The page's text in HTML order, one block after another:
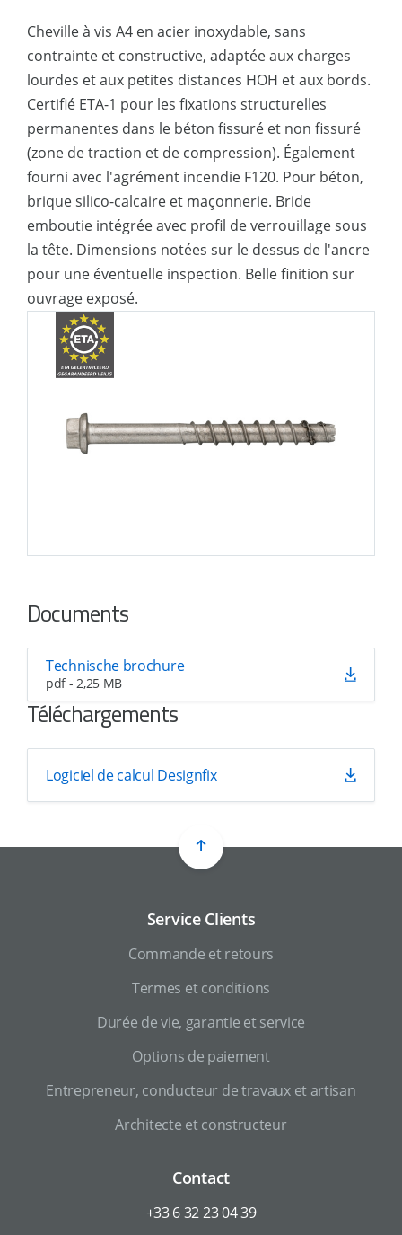
Documents
Technische brochure
pdf - 2,25 MB
Téléchargements
Logiciel de calcul Designfix
Dents sous la tête pour une meilleure
fixation de la pièce
Démontable et réutilisable
Finition esthétique
Convient aux petites distances aux
bords
Cheville à vis A4 en acier inoxydable, sans
contrainte et constructive, adaptée aux charges
lourdes et aux petites distances HOH et aux bords.
Certifié ETA-1 pour les fixations structurelles
permanentes dans le béton fissuré et non fissuré
(zone de traction et de compression). Également
fourni avec l'agrément incendie F120. Pour béton,
brique silico-calcaire et maçonnerie. Bride
emboutie intégrée avec profil de verrouillage sous
la tête. Dimensions notées sur le dessus de l'ancre
pour une éventuelle inspection. Belle finition sur
ouvrage exposé.
Service Clients
Commande et retours
Termes et conditions
Durée de vie, garantie et service
Options de paiement
Entrepreneur, conducteur de travaux et artisan
Architecte et constructeur
Contact
+33 6 32 23 04 39